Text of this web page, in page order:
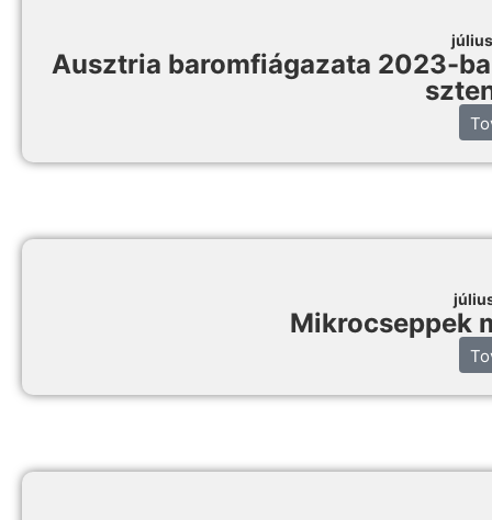
Ausztria baromfiágazata 2023-
Mikrocseppek